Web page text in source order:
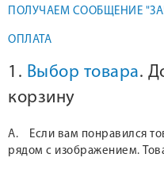
ПОЛУЧАЕМ СООБЩЕНИЕ
ОПЛАТА
1. Выбор товара.
корзину
А. Если вам понравился
рядом с изображением.